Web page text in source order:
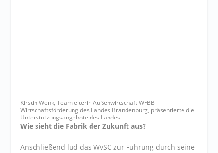
Kirstin Wenk, Teamleiterin Außenwirtschaft WFBB
Wirtschaftsförderung des Landes Brandenburg, präsentierte die
Unterstützungsangebote des Landes.
Wie sieht die Fabrik der Zukunft aus?
Anschließend lud das WvSC zur Führung durch seine